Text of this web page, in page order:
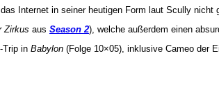
Internet in seiner heutigen Form laut Scully nicht
Zirkus aus Season 2), welche außerdem einen
Trip in Babylon (Folge 10×05), inklusive Cameo der